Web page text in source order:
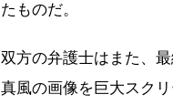
たものだ。
双方の弁護士はまた、
真風の画像を巨大スク